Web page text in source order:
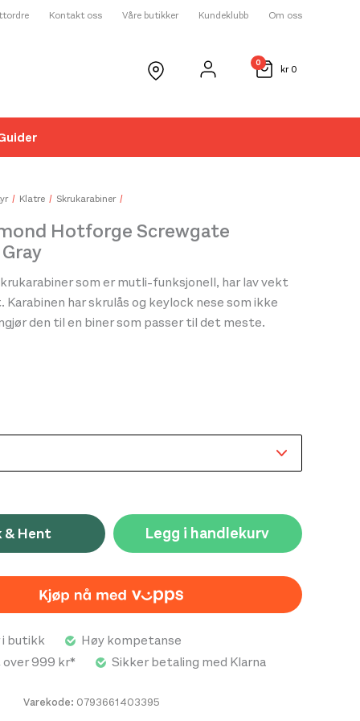
Kontakt oss Våre butikker Kundeklubb Om oss
kr0
0
Klatre Skrukarabiner
Hotforge Screwgate
som er mutli-funksjonell, har lav vekt
har skrulås og keylock nese som ikke
den til en biner som passer til det meste.
& Hent Legg i handlekurv
Varekode: 0793661403395
butikk
Høy kompetanse
999 kr*
Sikker betaling med Klarna